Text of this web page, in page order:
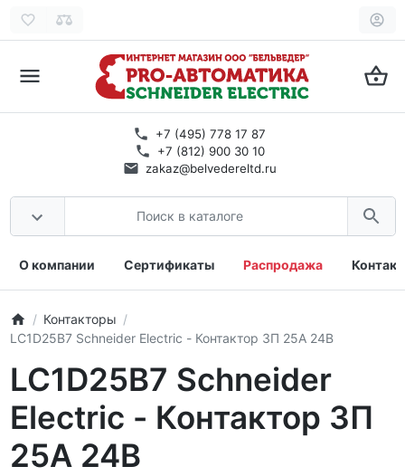
+7 (495) 778 17 87
+7 (812) 900 30 10
zakaz@belvedereltd.ru
О компании Сертификаты Распродажа
Контакторы
LC1D25B7 Schneider Electric - Контактор 3П 25A 24В
LC1D25B7 Schneider
Electric - Контактор 3П
25A 24В